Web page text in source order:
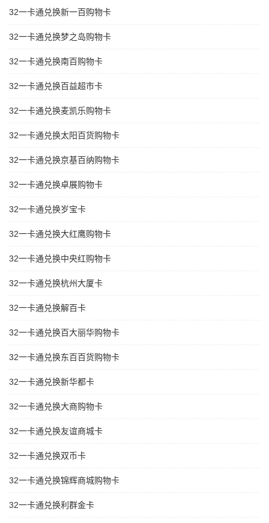
32一卡通兑换新一百购物卡
32一卡通兑换梦之岛购物卡
32一卡通兑换南百购物卡
32一卡通兑换百益超市卡
32一卡通兑换麦凯乐购物卡
32一卡通兑换太阳百货购物卡
32一卡通兑换京基百纳购物卡
32一卡通兑换卓展购物卡
32一卡通兑换岁宝卡
32一卡通兑换大红鹰购物卡
32一卡通兑换中央红购物卡
32一卡通兑换杭州大厦卡
32一卡通兑换解百卡
32一卡通兑换百大丽华购物卡
32一卡通兑换东百百货购物卡
32一卡通兑换新华都卡
32一卡通兑换大商购物卡
32一卡通兑换友谊商城卡
32一卡通兑换双币卡
32一卡通兑换锦辉商城购物卡
32一卡通兑换利群金卡